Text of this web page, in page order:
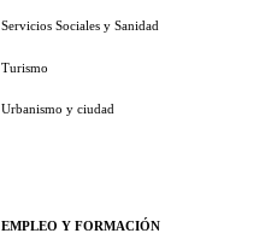
Servicios Sociales y Sanidad
Turismo
Urbanismo y ciudad
EMPLEO Y FORMACIÓN